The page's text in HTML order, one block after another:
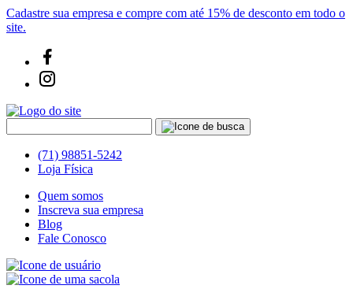
Cadastre sua empresa e compre com até 15% de desconto em todo o
site.
(71) 98851-5242
Loja Física
Quem somos
Inscreva sua empresa
Blog
Fale Conosco